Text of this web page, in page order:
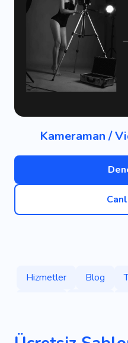
Kameraman /
Hizmetler Blog